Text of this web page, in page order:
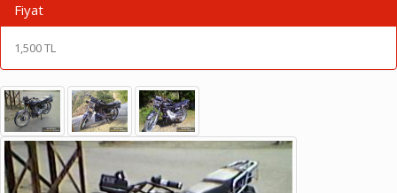
Fiyat
1,500 TL